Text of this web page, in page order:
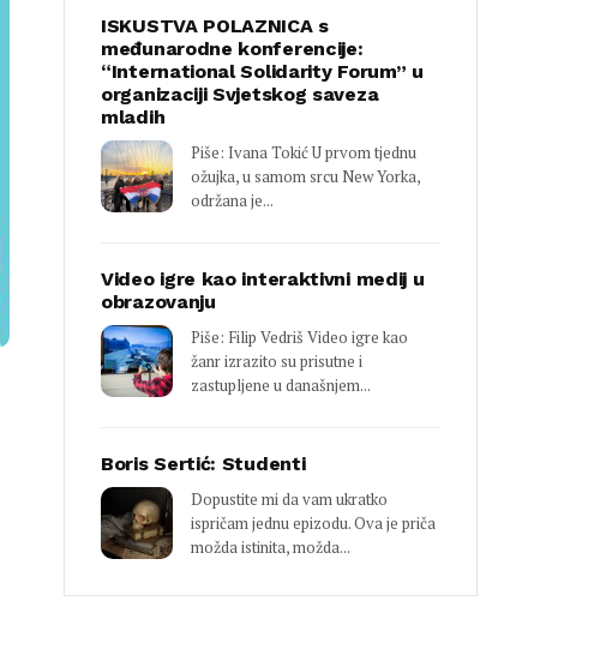
ISKUSTVA POLAZNICA s
međunarodne konferencije:
“International Solidarity Forum” u
organizaciji Svjetskog saveza
mladih
Piše: Ivana Tokić U prvom tjednu
ožujka, u samom srcu New Yorka,
održana je...
Video igre kao interaktivni medij u
obrazovanju
Piše: Filip Vedriš Video igre kao
žanr izrazito su prisutne i
zastupljene u današnjem...
Boris Sertić: Studenti
Dopustite mi da vam ukratko
ispričam jednu epizodu. Ova je priča
možda istinita, možda...